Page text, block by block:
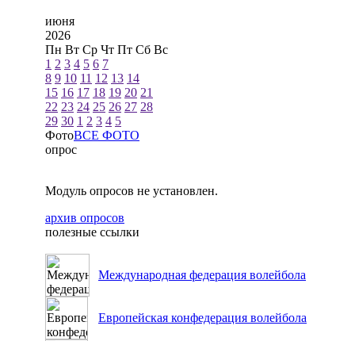
июня
2026
Пн Вт Ср Чт Пт Сб Вс
1 2 3 4 5 6 7
8 9 10 11 12 13 14
15 16 17 18 19 20 21
22 23 24 25 26 27 28
29 30 1 2 3 4 5
ФотоВСЕ ФОТО
опрос
Модуль опросов не установлен.
архив опросов
полезные ссылки
Международная федерация волейбола
Европейская конфедерация волейбола